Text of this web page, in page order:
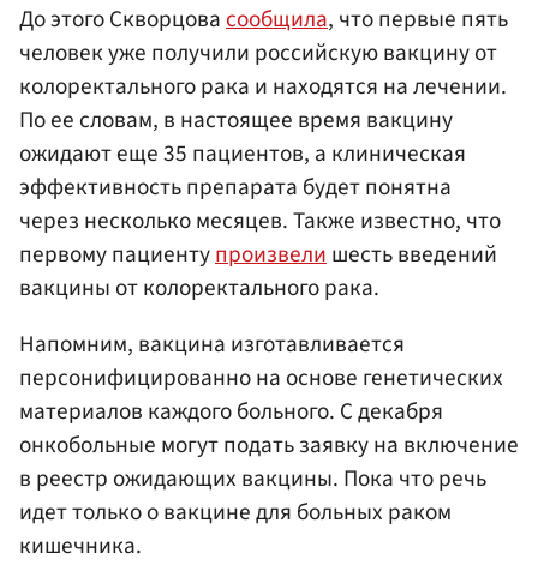
До этого Скворцовасообщила, что первые пять
человек уже получили российскую вакцину от
колоректального рака и находятся на лечении.
По ее словам, в настоящее время вакцину
ожидают еще 35 пациентов, а клиническая
эффективность препарата будет понятна
через несколько месяцев. Также известно, что
первому пациентупроизвелишесть введений
вакцины от колоректального рака.
Напомним, вакцина изготавливается
персонифицированно на основе генетических
материалов каждого больного. С декабря
онкобольные могут подать заявку на включение
в реестр ожидающих вакцины. Пока что речь
идет только о вакцине для больных раком
кишечника.